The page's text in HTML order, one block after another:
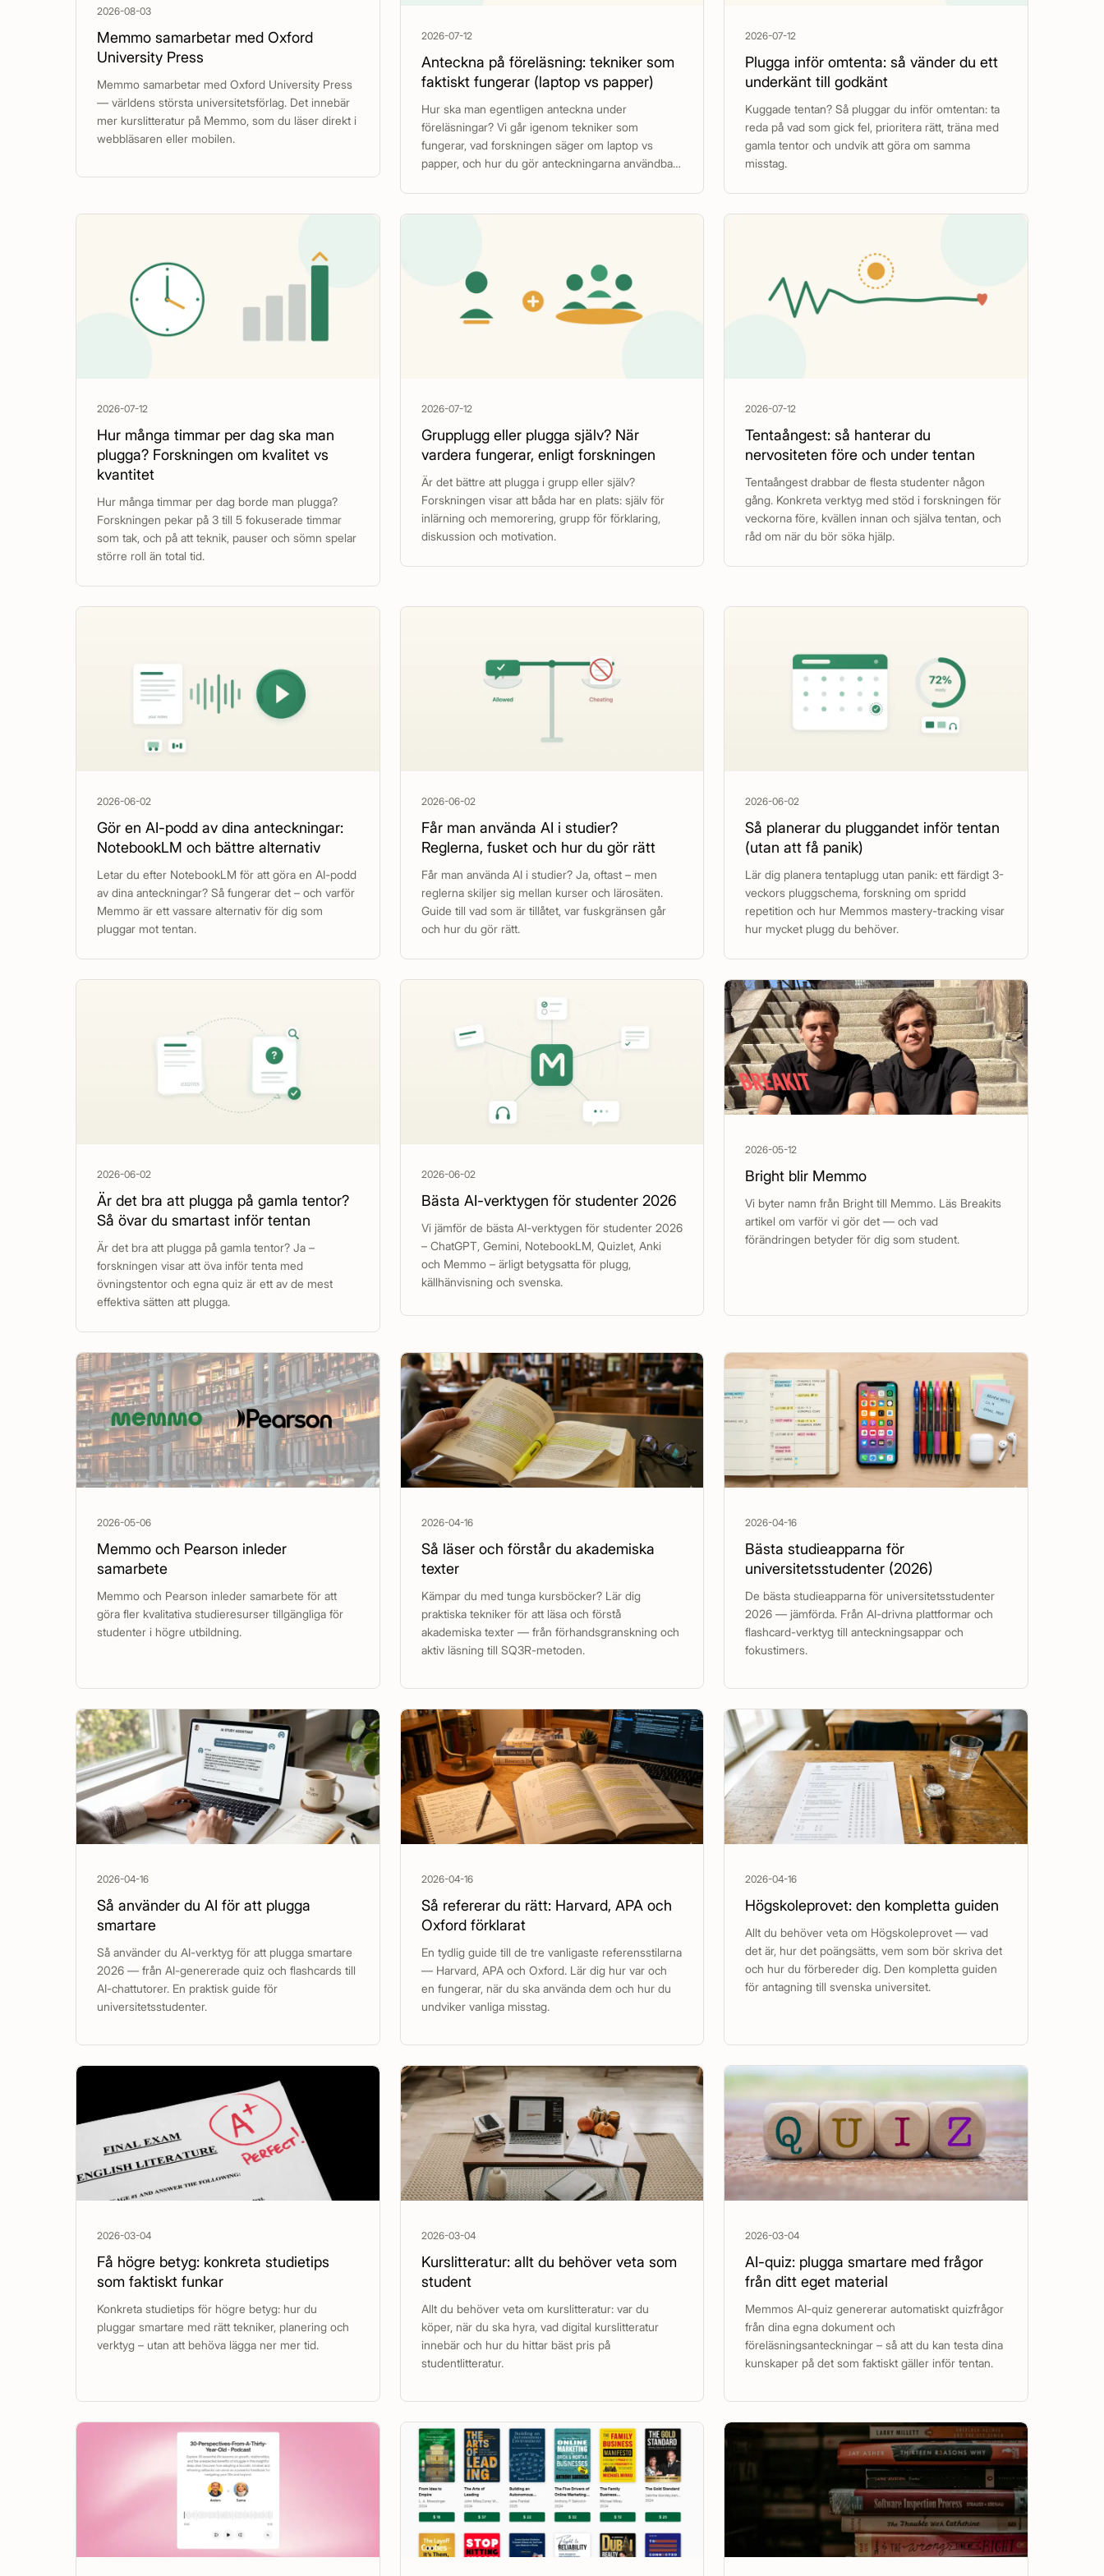
2026-08-03
Memmo samarbetar med Oxford
University Press
Memmo samarbetar med Oxford University Press
— världens största universitetsförlag. Det innebär
mer kurslitteratur på Memmo, som du läser direkt i
webbläsaren eller mobilen.
2026-07-12
Anteckna på föreläsning: tekniker som
faktiskt fungerar (laptop vs papper)
Hur ska man egentligen anteckna under
föreläsningar? Vi går igenom tekniker som
fungerar, vad forskningen säger om laptop vs
papper, och hur du gör anteckningarna användbara
2026-07-12
Plugga inför omtenta: så vänder du ett
underkänt till godkänt
Kuggade tentan? Så pluggar du inför omtentan: ta
reda på vad som gick fel, prioritera rätt, träna med
gamla tentor och undvik att göra om samma
misstag.
2026-07-12
Hur många timmar per dag ska man
plugga? Forskningen om kvalitet vs
kvantitet
Hur många timmar per dag borde man plugga?
Forskningen pekar på 3 till 5 fokuserade timmar
som tak, och på att teknik, pauser och sömn spelar
större roll än total tid.
2026-07-12
Grupplugg eller plugga själv? När
vardera fungerar, enligt forskningen
Är det bättre att plugga i grupp eller själv?
Forskningen visar att båda har en plats: själv för
inlärning och memorering, grupp för förklaring,
diskussion och motivation.
2026-07-12
Tentaångest: så hanterar du
nervositeten före och under tentan
Tentaångest drabbar de flesta studenter någon
gång. Konkreta verktyg med stöd i forskningen för
veckorna före, kvällen innan och själva tentan, och
råd om när du bör söka hjälp.
2026-06-02
Gör en AI-podd av dina anteckningar:
NotebookLM och bättre alternativ
Letar du efter NotebookLM för att göra en AI-podd
av dina anteckningar? Så fungerar det – och varför
Memmo är ett vassare alternativ för dig som
pluggar mot tentan.
2026-06-02
Får man använda AI i studier?
Reglerna, fusket och hur du gör rätt
Får man använda AI i studier? Ja, oftast – men
reglerna skiljer sig mellan kurser och lärosäten.
Guide till vad som är tillåtet, var fuskgränsen går
och hur du gör rätt.
2026-06-02
Så planerar du pluggandet inför tentan
(utan att få panik)
Lär dig planera tentaplugg utan panik: ett färdigt 3-
veckors pluggschema, forskning om spridd
repetition och hur Memmos mastery-tracking visar
hur mycket plugg du behöver.
2026-06-02
Är det bra att plugga på gamla tentor?
Så övar du smartast inför tentan
Är det bra att plugga på gamla tentor? Ja –
forskningen visar att öva inför tenta med
övningstentor och egna quiz är ett av de mest
effektiva sätten att plugga.
2026-06-02
Bästa AI-verktygen för studenter 2026
Vi jämför de bästa AI-verktygen för studenter 2026
– ChatGPT, Gemini, NotebookLM, Quizlet, Anki
och Memmo – ärligt betygsatta för plugg,
källhänvisning och svenska.
2026-05-12
Bright blir Memmo
Vi byter namn från Bright till Memmo. Läs Breakits
artikel om varför vi gör det — och vad
förändringen betyder för dig som student.
2026-05-06
Memmo och Pearson inleder
samarbete
Memmo och Pearson inleder samarbete för att
göra fler kvalitativa studieresurser tillgängliga för
studenter i högre utbildning.
2026-04-16
Så läser och förstår du akademiska
texter
Kämpar du med tunga kursböcker? Lär dig
praktiska tekniker för att läsa och förstå
akademiska texter — från förhandsgranskning och
aktiv läsning till SQ3R-metoden.
2026-04-16
Bästa studieapparna för
universitetsstudenter (2026)
De bästa studieapparna för universitetsstudenter
2026 — jämförda. Från AI-drivna plattformar och
flashcard-verktyg till anteckningsappar och
fokustimers.
2026-04-16
Så använder du AI för att plugga
smartare
Så använder du AI-verktyg för att plugga smartare
2026 — från AI-genererade quiz och flashcards till
AI-chattutorer. En praktisk guide för
universitetsstudenter.
2026-04-16
Så refererar du rätt: Harvard, APA och
Oxford förklarat
En tydlig guide till de tre vanligaste referensstilarna
— Harvard, APA och Oxford. Lär dig hur var och
en fungerar, när du ska använda dem och hur du
undviker vanliga misstag.
2026-04-16
Högskoleprovet: den kompletta guiden
Allt du behöver veta om Högskoleprovet — vad
det är, hur det poängsätts, vem som bör skriva det
och hur du förbereder dig. Den kompletta guiden
för antagning till svenska universitet.
2026-03-04
Få högre betyg: konkreta studietips
som faktiskt funkar
Konkreta studietips för högre betyg: hur du
pluggar smartare med rätt tekniker, planering och
verktyg – utan att behöva lägga ner mer tid.
2026-03-04
Kurslitteratur: allt du behöver veta som
student
Allt du behöver veta om kurslitteratur: var du
köper, när du ska hyra, vad digital kurslitteratur
innebär och hur du hittar bäst pris på
studentlitteratur.
2026-03-04
AI-quiz: plugga smartare med frågor
från ditt eget material
Memmos AI-quiz genererar automatiskt quizfrågor
från dina egna dokument och
föreläsningsanteckningar – så att du kan testa dina
kunskaper på det som faktiskt gäller inför tentan.